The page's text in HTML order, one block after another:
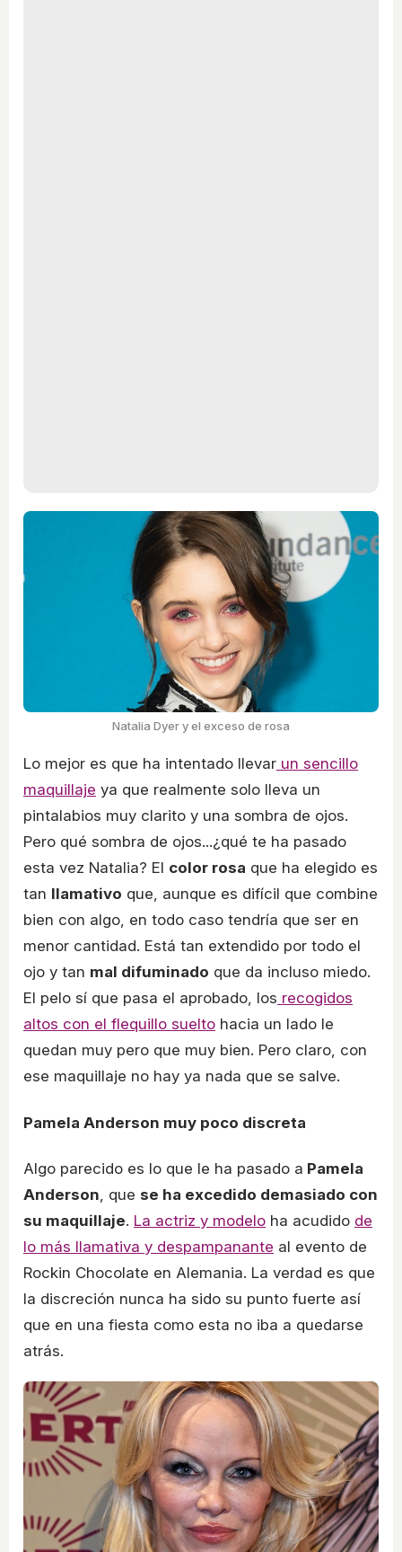
Natalia Dyer y el exceso de rosa
Lo mejor es que ha intentado llevar un sencillo
maquillaje ya que realmente solo lleva un
pintalabios muy clarito y una sombra de ojos.
Pero qué sombra de ojos...¿qué te ha pasado
esta vez Natalia? El color rosa que ha elegido es
tan llamativo que, aunque es difícil que combine
bien con algo, en todo caso tendría que ser en
menor cantidad. Está tan extendido por todo el
ojo y tan mal difuminado que da incluso miedo.
El pelo sí que pasa el aprobado, los recogidos
altos con el flequillo suelto hacia un lado le
quedan muy pero que muy bien. Pero claro, con
ese maquillaje no hay ya nada que se salve.
Pamela Anderson muy poco discreta
Algo parecido es lo que le ha pasado a Pamela
Anderson, que se ha excedido demasiado con
su maquillaje. La actriz y modelo ha acudido de
lo más llamativa y despampanante al evento de
Rockin Chocolate en Alemania. La verdad es que
la discreción nunca ha sido su punto fuerte así
que en una fiesta como esta no iba a quedarse
atrás.